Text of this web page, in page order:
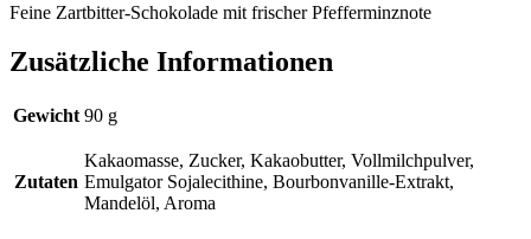
Feine Zartbitter-Schokolade mit frischer Pfefferminznote
Zusätzliche Informationen
Gewicht 90 g
Zutaten
Kakaomasse, Zucker, Kakaobutter, Vollmilchpulver,
Emulgator Sojalecithine, Bourbonvanille-Extrakt,
Mandelöl, Aroma